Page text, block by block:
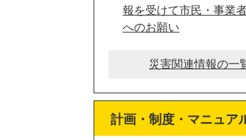
報を受けて市民・事業
へのお願い
災害関連情報の一
計画・制度・マニュア